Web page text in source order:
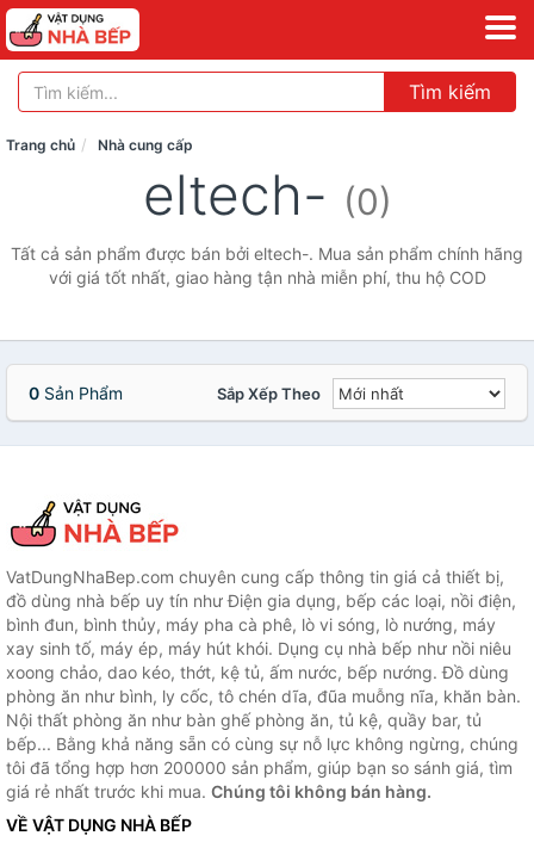
Tìm kiếm
Trang chủ Nhà cung cấp
eltech- (0)
Tất cả sản phẩm được bán bởi eltech-. Mua sản phẩm chính hãng
với giá tốt nhất, giao hàng tận nhà miễn phí, thu hộ COD
0 Sản Phẩm Sắp Xếp Theo
VatDungNhaBep.com chuyên cung cấp thông tin giá cả thiết bị,
đồ dùng nhà bếp uy tín như Điện gia dụng, bếp các loại, nồi điện,
bình đun, bình thủy, máy pha cà phê, lò vi sóng, lò nướng, máy
xay sinh tố, máy ép, máy hút khói. Dụng cụ nhà bếp như nồi niêu
xoong chảo, dao kéo, thớt, kệ tủ, ấm nước, bếp nướng. Đồ dùng
phòng ăn như bình, ly cốc, tô chén dĩa, đũa muỗng nĩa, khăn bàn.
Nội thất phòng ăn như bàn ghế phòng ăn, tủ kệ, quầy bar, tủ
bếp... Bằng khả năng sẵn có cùng sự nỗ lực không ngừng, chúng
tôi đã tổng hợp hơn 200000 sản phẩm, giúp bạn so sánh giá, tìm
giá rẻ nhất trước khi mua. Chúng tôi không bán hàng.
VỀ VẬT DỤNG NHÀ BẾP